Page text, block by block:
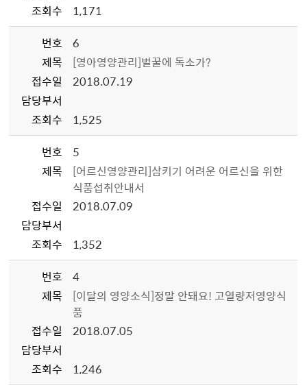
조회수
1,171
번호
6
제목
[영아영양관리]벌꿀에 독소가?
접수일
2018.07.19
담당부서
조회수
1,525
번호
5
제목
[어르신영양관리]삼키기 어려운 어르신을 위한
식품섭취안내서
접수일
2018.07.09
담당부서
조회수
1,352
번호
4
제목
[이달의 영양소식]정말 안돼요! 고열량저영양식
품
접수일
2018.07.05
담당부서
조회수
1,246